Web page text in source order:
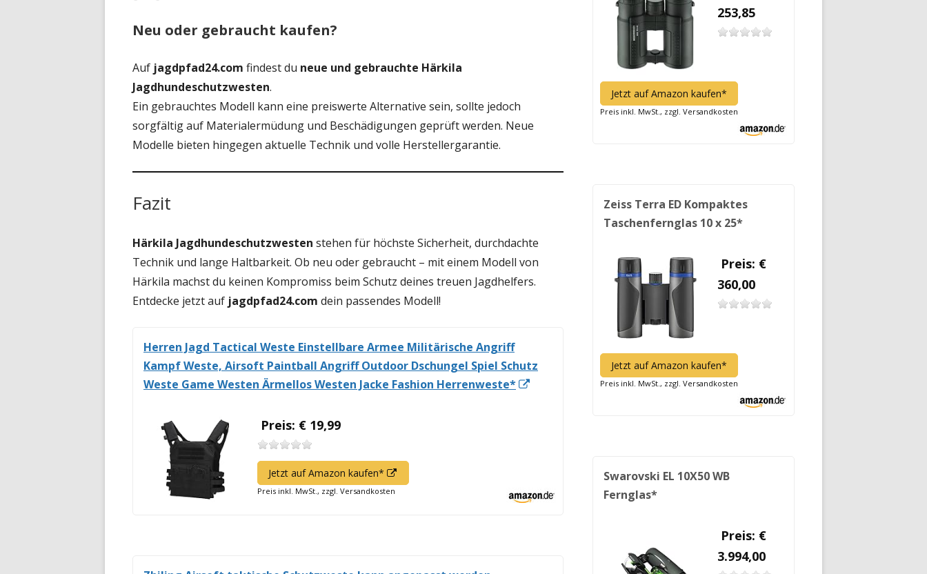
Neu oder gebraucht kaufen?
Auf jagdpfad24.com findest du neue und gebrauchte Härkila
Jagdhundeschutzwesten.
Ein gebrauchtes Modell kann eine preiswerte Alternative sein, sollte jedoch
sorgfältig auf Materialermüdung und Beschädigungen geprüft werden. Neue
Modelle bieten hingegen aktuelle Technik und volle Herstellergarantie.
Fazit
Härkila Jagdhundeschutzwesten stehen für höchste Sicherheit, durchdachte
Technik und lange Haltbarkeit. Ob neu oder gebraucht – mit einem Modell von
Härkila machst du keinen Kompromiss beim Schutz deines treuen Jagdhelfers.
Entdecke jetzt auf jagdpfad24.com dein passendes Modell!
Herren Jagd Tactical Weste Einstellbare Armee Militärische Angriff
Kampf Weste, Airsoft Paintball Angriff Outdoor Dschungel Spiel Schutz
Weste Game Westen Ärmellos Westen Jacke Fashion Herrenweste*
Preis: € 19,99
Jetzt auf Amazon kaufen*
neuem
Preis inkl. MwSt., zzgl. Versandkosten
253,85
Jetzt auf Amazon kaufen*
Preis inkl. MwSt., zzgl. Versandkosten
Zeiss Terra ED Kompaktes
Taschenfernglas 10 x 25*
Preis: €
360,00
Jetzt auf Amazon kaufen*
Preis inkl. MwSt., zzgl. Versandkosten
Swarovski EL 10X50 WB
Fernglas*
Preis: €
3.994,00